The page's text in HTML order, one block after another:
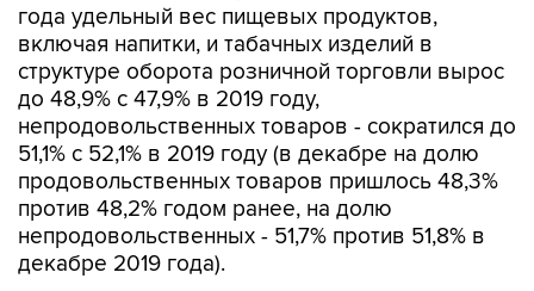
года удельный вес пищевых продуктов,
включая напитки, и табачных изделий в
структуре оборота розничной торговли вырос
до 48,9% с 47,9% в 2019 году,
непродовольственных товаров - сократился до
51,1% с 52,1% в 2019 году (в декабре на долю
продовольственных товаров пришлось 48,3%
против 48,2% годом ранее, на долю
непродовольственных - 51,7% против 51,8% в
декабре 2019 года).